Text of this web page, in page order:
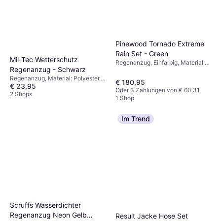
Mil-Tec Wetterschutz
Regenanzug - Schwarz
Regenanzug, Material: Polyester,
Wasserdicht
€ 23,95
2 Shops
Pinewood Tornado Extreme
Rain Set - Green
Regenanzug, Einfarbig, Material:
Kapuze, Winddicht, Wasserdicht
€ 180,95
Oder 3 Zahlungen von € 60,31
1 Shop
Scruffs Wasserdichter
Regenanzug Neon Gelb
Im Trend
Result Jacke Hose Set